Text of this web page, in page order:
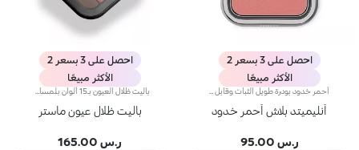
احصل على 3 بسعر 2
الأكثر مبيعًا
أنليميتد بلاش أحمر خدود
ر.س 95.00
احصل على 3 بسعر 2
الأكثر مبيعًا
باليت ظلال عيون ماستر
ر.س 165.00